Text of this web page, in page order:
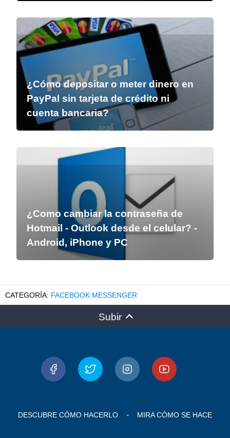
¿Cómo depositar o meter dinero en
PayPal sin tarjeta de crédito ni
cuenta bancaria?
¿Como cambiar la contraseña de
Hotmail - Outlook desde el celular? -
Android, iPhone y PC
FACEBOOK MESSENGER
Subir
DESCUBRE CÓMO HACERLO MIRA CÓMO SE HACE